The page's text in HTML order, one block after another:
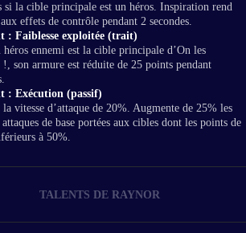
si la cible principale est un héros. Inspiration rend
effets de contrôle pendant 2 secondes.
: Faiblesse exploitée (trait)
héros ennemi est la cible principale d’On les
!, son armure est réduite de 25 points pendant
: Exécution (passif)
vitesse d’attaque de 20%. Augmente de 25% les
attaques de base portées aux cibles dont les points de
à 50%.
TALENTS DE RAYNOR